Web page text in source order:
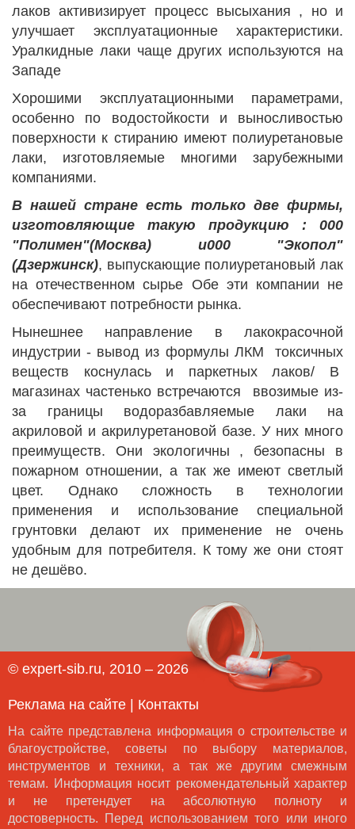
лаков активизирует процесс высыхания , но и
улучшает эксплуатационные характеристики.
Уралкидные лаки чаще других используются на
Западе
Хорошими эксплуатационными параметрами,
особенно по водостойкости и выносливостью
поверхности к стиранию имеют полиуретановые
лаки, изготовляемые многими зарубежными
компаниями.
В нашей стране есть только две фирмы,
изготовляющие такую продукцию : 000
"Полимен"(Москва) и000 "Экопол"
(Дзержинск), выпускающие полиуретановый лак
на отечественном сырье Обе эти компании не
обеспечивают потребности рынка.
Нынешнее направление в лакокрасочной
индустрии - вывод из формулы ЛКМ токсичных
веществ коснулась и паркетных лаков/ В
магазинах частенько встречаются ввозимые из-
за границы водоразбавляемые лаки на
акриловой и акрилуретановой базе. У них много
преимуществ. Они экологичны , безопасны в
пожарном отношении, а так же имеют светлый
цвет. Однако сложность в технологии
применения и использование специальной
грунтовки делают их применение не очень
удобным для потребителя. К тому же они стоят
не дешёво.
© expert-sib.ru, 2010 – 2026
Реклама на сайте Контакты
На сайте представлена информация о строительстве и
благоустройстве, советы по выбору материалов,
инструментов и техники, а так же другим смежным
темам. Информация носит рекомендательный характер
и не претендует на абсолютную полноту и
достоверность. Перед использованием того или иного